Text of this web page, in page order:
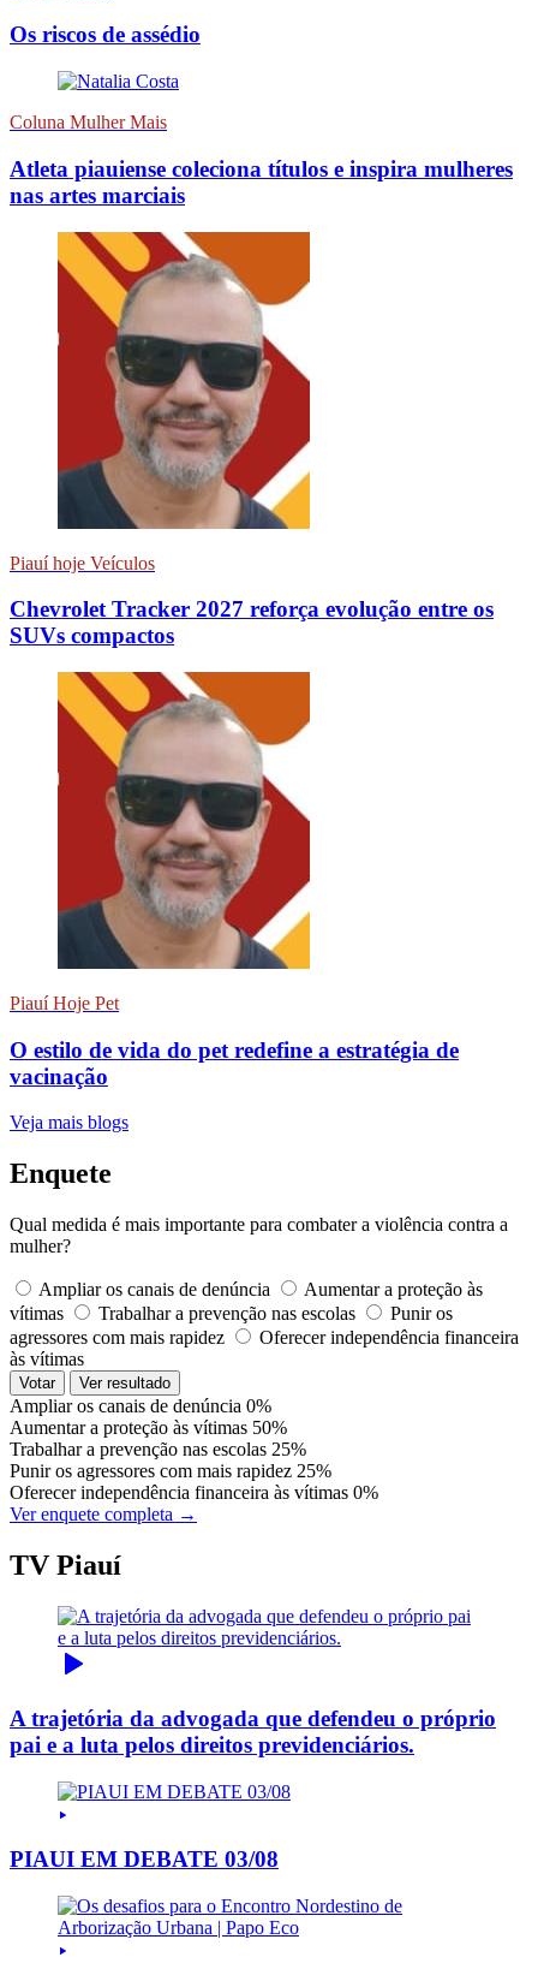
Os riscos de assédio
Coluna Mulher Mais
Atleta piauiense coleciona títulos e inspira mulheres
nas artes marciais
Piauí hoje Veículos
Chevrolet Tracker 2027 reforça evolução entre os
SUVs compactos
Piauí Hoje Pet
O estilo de vida do pet redefine a estratégia de
vacinação
Veja mais blogs
Enquete
Qual medida é mais importante para combater a violência contra a
mulher?
Ampliar os canais de denúncia
Aumentar a proteção às
vítimas
Trabalhar a prevenção nas escolas
Punir os
agressores com mais rapidez
Oferecer independência financeira
às vítimas
Votar Ver resultado
Ampliar os canais de denúncia 0%
Aumentar a proteção às vítimas 50%
Trabalhar a prevenção nas escolas 25%
Punir os agressores com mais rapidez 25%
Oferecer independência financeira às vítimas 0%
Ver enquete completa →
TV Piauí
A trajetória da advogada que defendeu o próprio
pai e a luta pelos direitos previdenciários.
PIAUI EM DEBATE 03/08